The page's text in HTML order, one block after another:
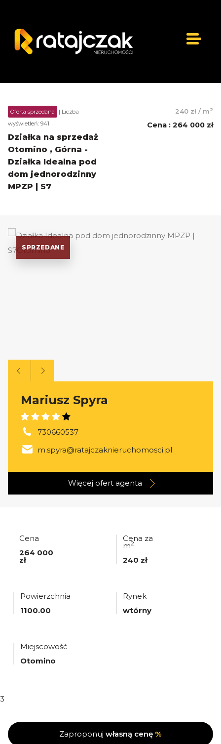
Oferta sprzedana
| Liczba
wyświetleń: 941
Działka na sprzedaż
Otomino , Górna -
Działka Idealna pod
dom jednorodzinny
MPZP | S7
240 zł / m2
Cena : 264 000 zł
SPRZEDANE
Mariusz Spyra
730660537
m.spyra@ratajczaknieruchomosci.pl
Więcej ofert agenta
Cena
264 000
zł
Cena za
m2
240 zł
Powierzchnia
1100.00
Rynek
wtórny
Miejscowość
Otomino
3
Zaproponuj własną cenę %